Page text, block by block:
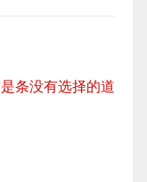
条没有选择的道